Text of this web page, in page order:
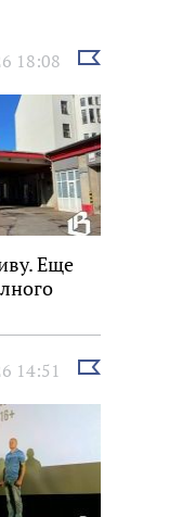
18:08
Выбрать
Еще
14:51
Выбрать